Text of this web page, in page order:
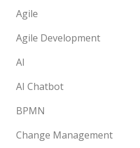
Agile
Agile Development
AI
AI Chatbot
BPMN
Change Management